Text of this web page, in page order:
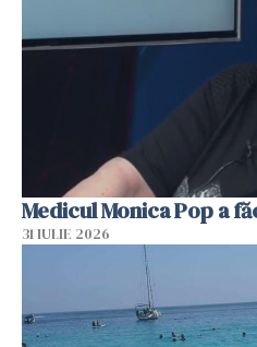
Medicul Monica Pop a
31 IULIE 2026